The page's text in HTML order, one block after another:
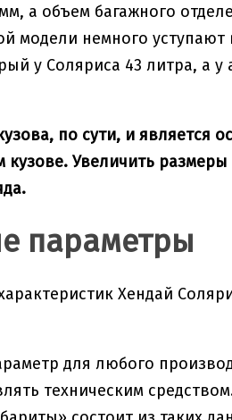
а объем багажного
модели немного уступают
у Соляриса 43 литра, а у
по сути, и является
Увеличить размеры
параметры
Хендай
для любого
техническим